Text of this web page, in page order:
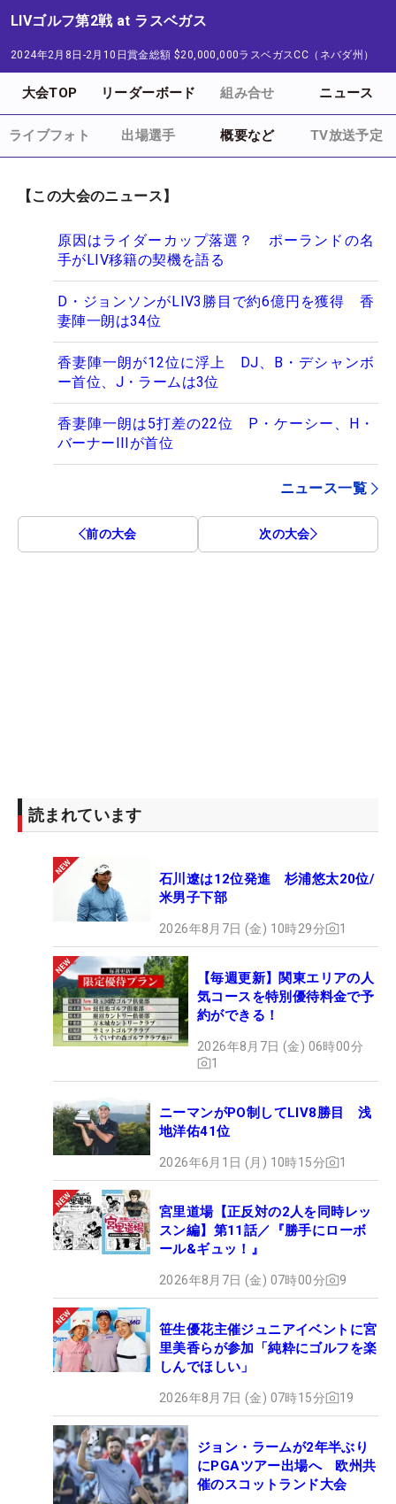
LIVゴルフ第2戦 at ラスベガス
2024年2月8日-2月10日賞金総額 $20,000,000ラスベガスCC（ネバダ州）
大会TOP リーダーボード 組み合せ ニュース
ライブフォト 出場選手 概要など TV放送予定
【この大会のニュース】
原因はライダーカップ落選？ ポーランドの名
手がLIV移籍の契機を語る
D・ジョンソンがLIV3勝目で約6億円を獲得 香
妻陣一朗は34位
香妻陣一朗が12位に浮上 DJ、B・デシャンボ
ー首位、J・ラームは3位
香妻陣一朗は5打差の22位 P・ケーシー、H・
バーナーIIIが首位
ニュース一覧
前の大会 次の大会
読まれています
石川遼は12位発進 杉浦悠太20位/
米男子下部
2026年8月7日 (金) 10時29分 1
【毎週更新】関東エリアの人
気コースを特別優待料金で予
約ができる！
2026年8月7日 (金) 06時00分
1
ニーマンがPO制してLIV8勝目 浅
地洋佑41位
2026年6月1日 (月) 10時15分 1
宮里道場【正反対の2人を同時レッ
スン編】第11話／『勝手にローボ
ール&ギュッ！』
2026年8月7日 (金) 07時00分 9
笹生優花主催ジュニアイベントに宮
里美香らが参加「純粋にゴルフを楽
しんでほしい」
2026年8月7日 (金) 07時15分 19
ジョン・ラームが2年半ぶり
にPGAツアー出場へ 欧州共
催のスコットランド大会